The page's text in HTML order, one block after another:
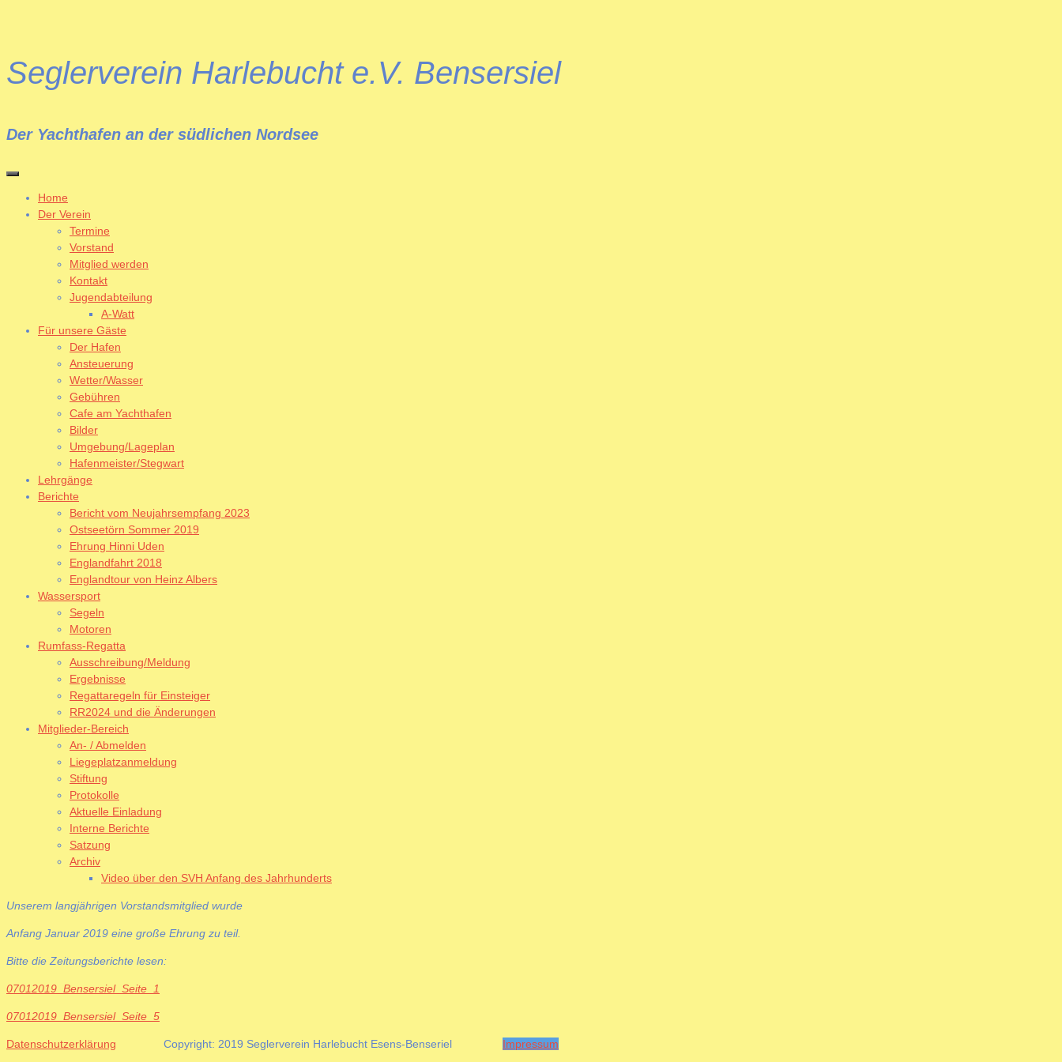
Seglerverein Harlebucht e.V. Bensersiel
Der Yachthafen an der südlichen Nordsee
Home
Der Verein
Termine
Vorstand
Mitglied werden
Kontakt
Jugendabteilung
A-Watt
Für unsere Gäste
Der Hafen
Ansteuerung
Wetter/Wasser
Gebühren
Cafe am Yachthafen
Bilder
Umgebung/Lageplan
Hafenmeister/Stegwart
Lehrgänge
Berichte
Bericht vom Neujahrsempfang 2023
Ostseetörn Sommer 2019
Ehrung Hinni Uden
Englandfahrt 2018
Englandtour von Heinz Albers
Wassersport
Segeln
Motoren
Rumfass-Regatta
Ausschreibung/Meldung
Ergebnisse
Regattaregeln für Einsteiger
RR2024 und die Änderungen
Mitglieder-Bereich
An- / Abmelden
Liegeplatzanmeldung
Stiftung
Protokolle
Aktuelle Einladung
Interne Berichte
Satzung
Archiv
Video über den SVH Anfang des Jahrhunderts
Unserem langjährigen Vorstandsmitglied wurde
Anfang Januar 2019 eine große Ehrung zu teil.
Bitte die Zeitungsberichte lesen:
07012019_Bensersiel_Seite_1
07012019_Bensersiel_Seite_5
Datenschutzerklärung Copyright: 2019 Seglerverein Harlebucht Esens-Benseriel Impressum